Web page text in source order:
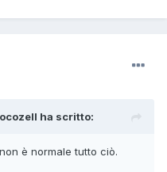
ha scritto:
è normale tutto ciò.